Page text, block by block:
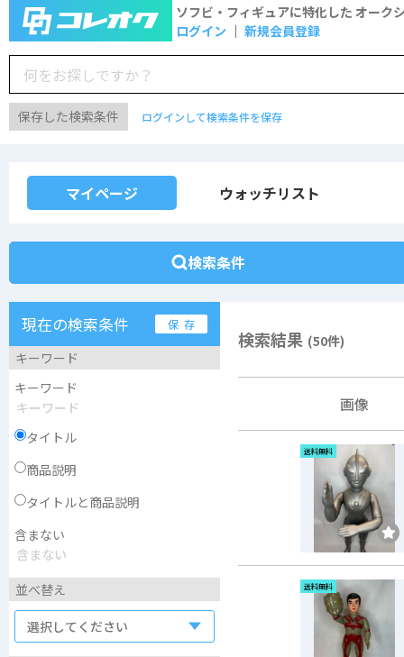
ソフビ・フィギュアに特化した オーク
ログイン
新規会員登録
保存した検索条件 ログインして検索条件を保存
マイページ ウォッチリスト
検索条件
現在の検索条件 保 存
キーワード
キーワード
タイトル
商品説明
タイトルと商品説明
含まない
並べ替え
検索結果 (50件)
画像
送料無料
送料無料